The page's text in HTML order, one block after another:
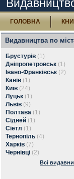
ГОЛОВНА
Видавництва по
Брустурів (1)
Дніпропетровськ (1)
Івано-Франківськ (2)
Канів (1)
Київ (24)
Луцьк (1)
Львів (9)
Полтава (1)
Сідней (1)
Сіетл (1)
Тернопіль (4)
Харків (7)
Чернівці (2)
Всі